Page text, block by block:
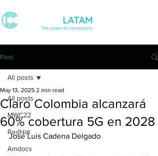
Post
All posts
MWC22
RedHat
Amdocs
All posts
Claro Colombia alcanzará
60% cobertura 5G en 2028
May 13, 2025 2 min read
José Luis Cadena Delgado